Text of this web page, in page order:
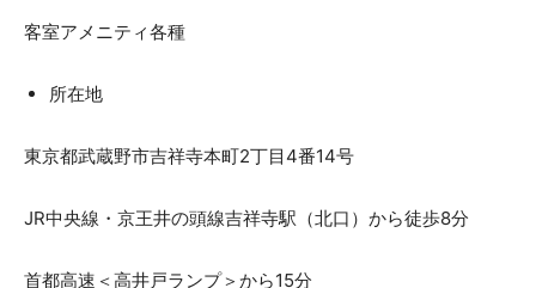
客室アメニティ各種
所在地
東京都武蔵野市吉祥寺本町2丁目4番14号
JR中央線・京王井の頭線吉祥寺駅（北口）から徒歩8分
首都高速＜高井戸ランプ＞から15分